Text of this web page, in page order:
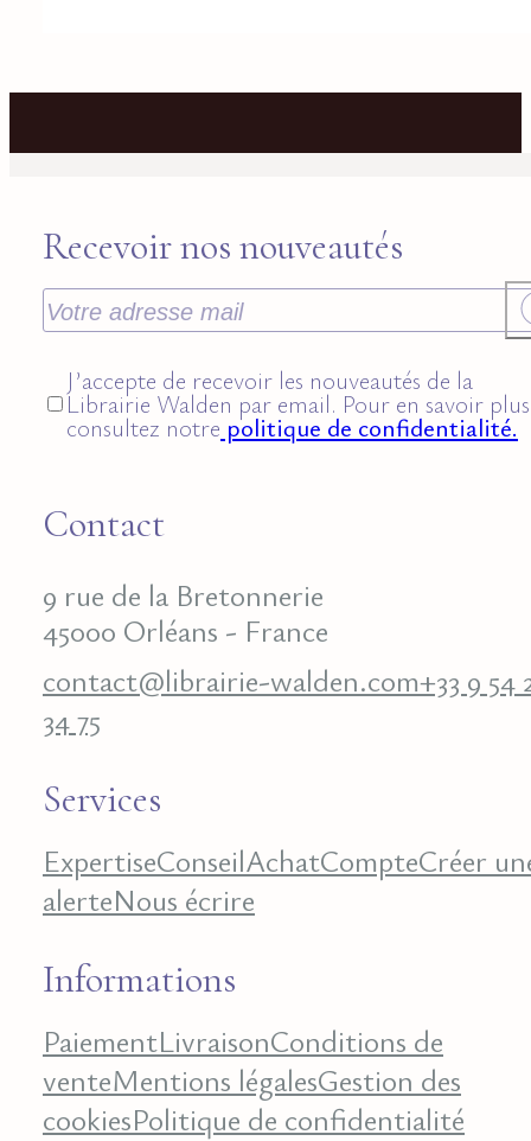
Recevoir nos nouveautés
J’accepte de recevoir les nouveautés de la
Librairie Walden par email. Pour en savoir
consultez notre politique de confidentialité.
Contact
9 rue de la Bretonnerie
45000 Orléans - France
contact@librairie-walden.com+33 9 54
34 75
Services
ExpertiseConseilAchatCompteCréer
alerteNous écrire
Informations
PaiementLivraisonConditions de
venteMentions légalesGestion des
cookiesPolitique de confidentialité